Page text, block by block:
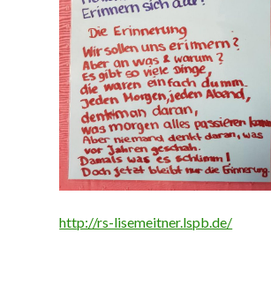
http://rs-lisemeitner.lspb.de/